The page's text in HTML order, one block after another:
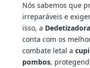
Nós sabemos que
irreparáveis e
isso, a
conta com os
combate letal a
pombos,